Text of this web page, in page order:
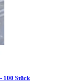
100 Stück